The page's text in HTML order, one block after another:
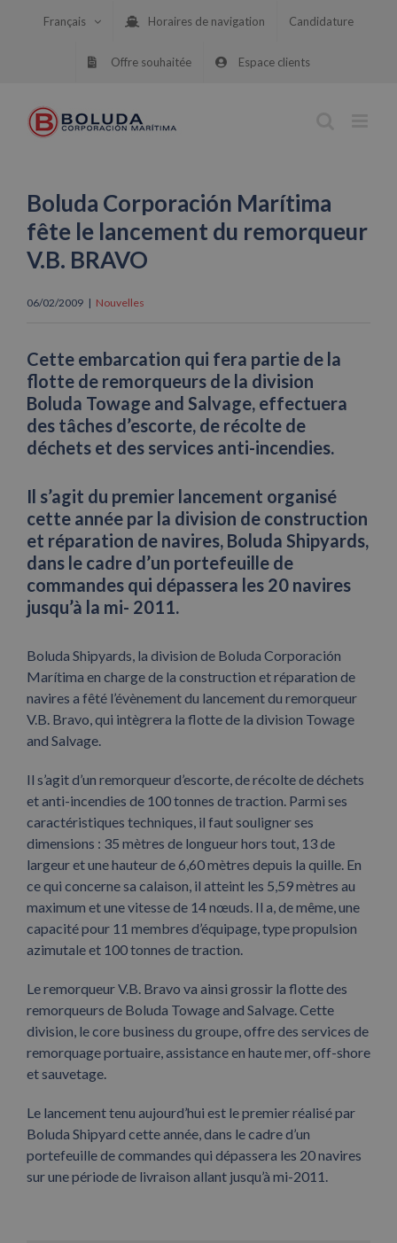
Français Horaires de navigation Candidature
Offre souhaitée Espace clients
Boluda Corporación Marítima
fête le lancement du remorqueur
V.B. BRAVO
06/02/2009 | Nouvelles
Cette embarcation qui fera partie de la
flotte de remorqueurs de la division
Boluda Towage and Salvage, effectuera
des tâches d’escorte, de récolte de
déchets et des services anti-incendies.
Il s’agit du premier lancement organisé
cette année par la division de construction
et réparation de navires, Boluda Shipyards,
dans le cadre d’un portefeuille de
commandes qui dépassera les 20 navires
jusqu’à la mi- 2011.
Boluda Shipyards, la division de Boluda Corporación
Marítima en charge de la construction et réparation de
navires a fêté l’évènement du lancement du remorqueur
V.B. Bravo, qui intègrera la flotte de la division Towage
and Salvage.
Il s’agit d’un remorqueur d’escorte, de récolte de déchets
et anti-incendies de 100 tonnes de traction. Parmi ses
caractéristiques techniques, il faut souligner ses
dimensions : 35 mètres de longueur hors tout, 13 de
largeur et une hauteur de 6,60 mètres depuis la quille. En
ce qui concerne sa calaison, il atteint les 5,59 mètres au
maximum et une vitesse de 14 nœuds. Il a, de même, une
capacité pour 11 membres d’équipage, type propulsion
azimutale et 100 tonnes de traction.
Le remorqueur V.B. Bravo va ainsi grossir la flotte des
remorqueurs de Boluda Towage and Salvage. Cette
division, le core business du groupe, offre des services de
remorquage portuaire, assistance en haute mer, off-shore
et sauvetage.
Le lancement tenu aujourd’hui est le premier réalisé par
Boluda Shipyard cette année, dans le cadre d’un
portefeuille de commandes qui dépassera les 20 navires
sur une période de livraison allant jusqu’à mi-2011.